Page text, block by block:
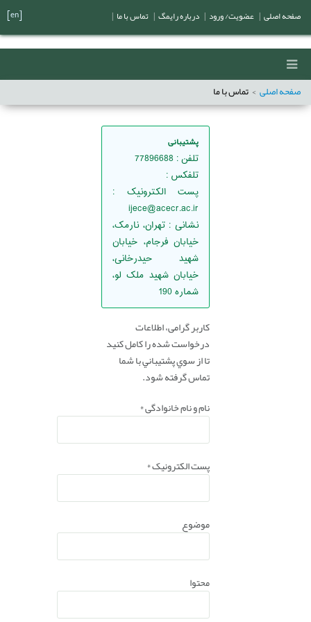
صفحه اصلی تماس با ما
پشتیبانی
تلفن: 77896688
تلفكس:
پست الکترونیک:
ijece@acecr.ac.ir
نشانی: تهران، نارمک،
خيابان فرجام، خيابان
شهيد حيدرخانی،
خيابان شهيد ملک لو،
شماره 190
کاربر گرامی، اطلاعات
درخواست شده را کامل کنید
تا از سوي پشتيباني با شما
تماس گرفته شود.
نام و نام خانوادگی*
پست الکترونیک*
موضوع
محتوا
صفحه اصلی عضویت/ ورود درباره رایمگ تماس با ما